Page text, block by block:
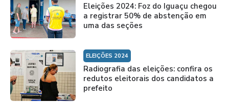
Eleições 2024: Foz do Iguaçu chegou
a registrar 50% de abstenção em
uma das seções
ELEIÇÕES 2024
Radiografia das eleições: confira os
redutos eleitorais dos candidatos a
prefeito